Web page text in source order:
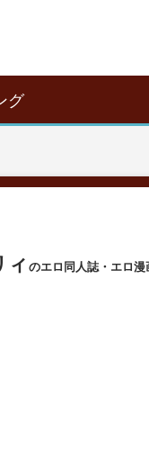
グ
ィ のエロ同人誌・エロ漫